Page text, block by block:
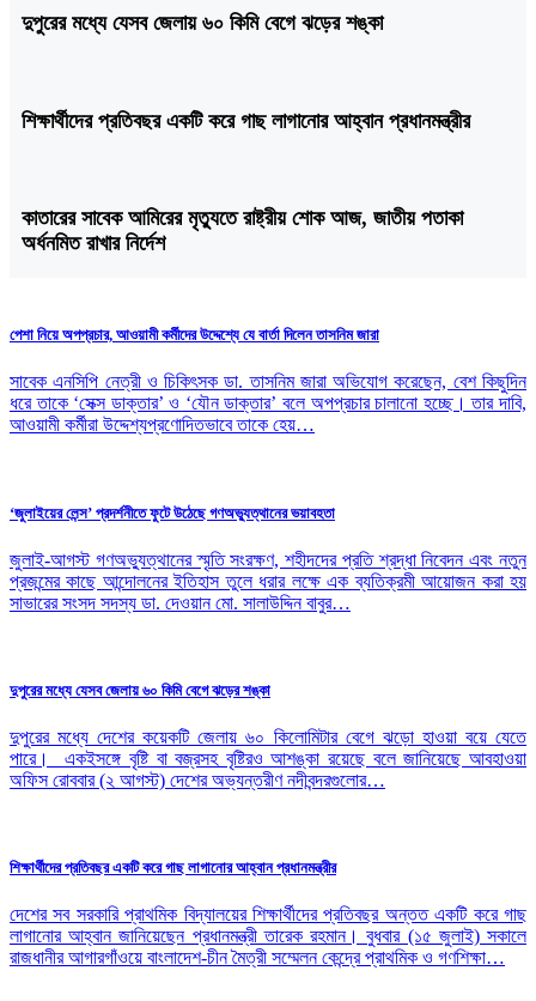
দুপুরের মধ্যে যেসব জেলায় ৬০ কিমি বেগে ঝড়ের শঙ্কা
শিক্ষার্থীদের প্রতিবছর একটি করে গাছ লাগানোর আহ্বান প্রধানমন্ত্রীর
কাতারের সাবেক আমিরের মৃত্যুতে রাষ্ট্রীয় শোক আজ, জাতীয় পতাকা
অর্ধনমিত রাখার নির্দেশ
পেশা নিয়ে অপপ্রচার, আওয়ামী কর্মীদের উদ্দেশ্যে যে বার্তা দিলেন তাসনিম জারা
সাবেক এনসিপি নেত্রী ও চিকিৎসক ডা. তাসনিম জারা অভিযোগ করেছেন, বেশ কিছুদিন
ধরে তাকে ‘সেক্স ডাক্তার’ ও ‘যৌন ডাক্তার’ বলে অপপ্রচার চালানো হচ্ছে। তার দাবি,
আওয়ামী কর্মীরা উদ্দেশ্যপ্রণোদিতভাবে তাকে হেয়…
‘জুলাইয়ের লেন্স’ প্রদর্শনীতে ফুটে উঠেছে গণঅভ্যুত্থানের ভয়াবহতা
জুলাই-আগস্ট গণঅভ্যুত্থানের স্মৃতি সংরক্ষণ, শহীদদের প্রতি শ্রদ্ধা নিবেদন এবং নতুন
প্রজন্মের কাছে আন্দোলনের ইতিহাস তুলে ধরার লক্ষে এক ব্যতিক্রমী আয়োজন করা হয়
সাভারের সংসদ সদস্য ডা. দেওয়ান মো. সালাউদ্দিন বাবুর…
দুপুরের মধ্যে যেসব জেলায় ৬০ কিমি বেগে ঝড়ের শঙ্কা
দুপুরের মধ্যে দেশের কয়েকটি জেলায় ৬০ কিলোমিটার বেগে ঝড়ো হাওয়া বয়ে যেতে
পারে। একইসঙ্গে বৃষ্টি বা বজ্রসহ বৃষ্টিরও আশঙ্কা রয়েছে বলে জানিয়েছে আবহাওয়া
অফিস রোববার (২ আগস্ট) দেশের অভ্যন্তরীণ নদীবন্দরগুলোর…
শিক্ষার্থীদের প্রতিবছর একটি করে গাছ লাগানোর আহ্বান প্রধানমন্ত্রীর
দেশের সব সরকারি প্রাথমিক বিদ্যালয়ের শিক্ষার্থীদের প্রতিবছর অন্তত একটি করে গাছ
লাগানোর আহ্বান জানিয়েছেন প্রধানমন্ত্রী তারেক রহমান। বুধবার (১৫ জুলাই) সকালে
রাজধানীর আগারগাঁওয়ে বাংলাদেশ-চীন মৈত্রী সম্মেলন কেন্দ্রে প্রাথমিক ও গণশিক্ষা…